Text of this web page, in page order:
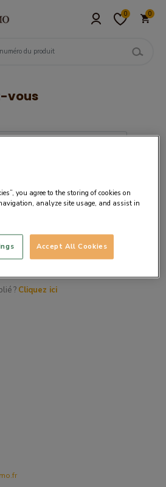
0 0
vous
client,créez votre
? Cliquez ici
you agree to the storing of cookies on
analyze site usage, and assist in
Accept All Cookies